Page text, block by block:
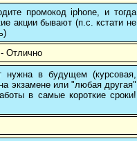
промокод iphone, и тогда
акции бывают (п.с. кстати не
Отлично
в будущем (курсовая,
экзамене или "любая другая"
в самые короткие сроки!